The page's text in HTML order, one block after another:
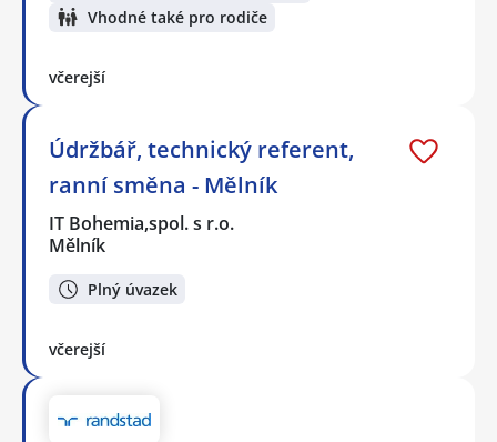
Vhodné také pro rodiče
včerejší
Údržbář, technický referent,
ranní směna - Mělník
IT Bohemia,spol. s r.o.
Mělník
Plný úvazek
včerejší